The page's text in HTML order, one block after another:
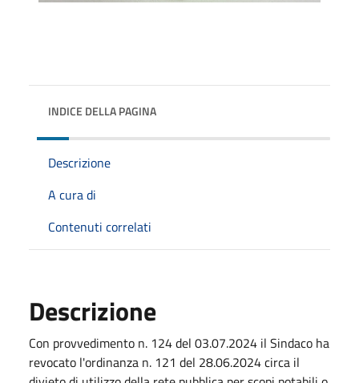
INDICE DELLA PAGINA
Descrizione
A cura di
Contenuti correlati
Descrizione
Con provvedimento n. 124 del 03.07.2024 il Sindaco ha
revocato l'ordinanza n. 121 del 28.06.2024 circa il